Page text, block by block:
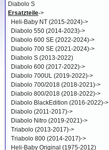
Diabolo S
Ersatzteile->
Heli-Baby NT (2015-2024)->
Diabolo 550 (2014-2023)->
Diabolo 600 SE (2022-2024)->
Diabolo 700 SE (2021-2024)->
Diabolo S (2013-2022)
Diabolo 600 (2017-2022)->
Diabolo 700UL (2019-2022)->
Diabolo 700/2018 (2018-2021)->
Diabolo 800/2018 (2018-2022)->
Diabolo BlackEdition (2016-2022)->
Diabolo (2011-2017)->
Diabolo Nitro (2019-2021)->
Triabolo (2013-2017)->
Triabolo 800 (2014-2017)->
Heli-Baby Original (1975-2012)